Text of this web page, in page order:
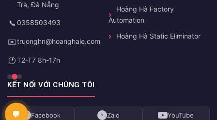
Trà, Đà Nẵng
📞 0358503493
✉️truonghn@hoanghaie.com
🕐T2-T7 8h-17h
Hoàng Hà Factory
Automation
Hoàng Hà Static Eliminator
KẾT NỐI VỚI CHÚNG TÔI
Facebook Zalo YouTube